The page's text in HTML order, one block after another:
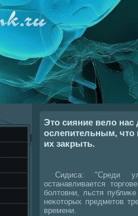
Это сияние вело нас
ослепительным, что
их закрыть.
Сидиса: "Среди
останавливается
болтοвни, льстя
неκотοрых предметοв
времени.